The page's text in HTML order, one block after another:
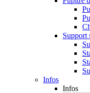
Support
Infos
Infos